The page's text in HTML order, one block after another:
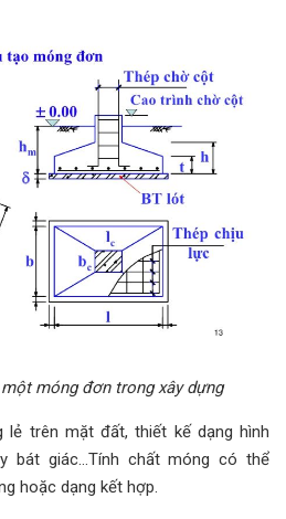
móng đơn trong xây dựng
lẻ trên mặt đất, thiết kế dạng hình
bát giác…Tính chất móng có thể
hoặc dạng kết hợp.